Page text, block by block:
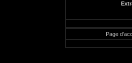
Page